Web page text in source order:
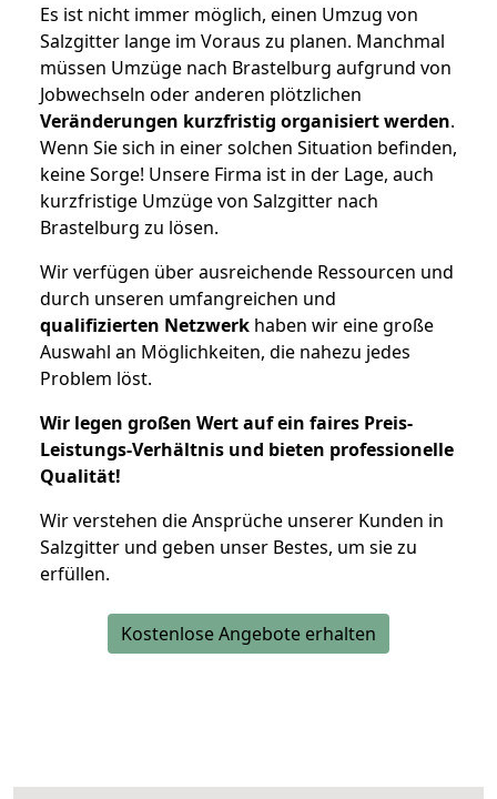
Es ist nicht immer möglich, einen Umzug von
Salzgitter lange im Voraus zu planen. Manchmal
müssen Umzüge nach Brastelburg aufgrund von
Jobwechseln oder anderen plötzlichen
Veränderungen kurzfristig organisiert werden.
Wenn Sie sich in einer solchen Situation befinden,
keine Sorge! Unsere Firma ist in der Lage, auch
kurzfristige Umzüge von Salzgitter nach
Brastelburg zu lösen.
Wir verfügen über ausreichende Ressourcen und
durch unseren umfangreichen und
qualifizierten Netzwerk haben wir eine große
Auswahl an Möglichkeiten, die nahezu jedes
Problem löst.
Wir legen großen Wert auf ein faires Preis-
Leistungs-Verhältnis und bieten professionelle
Qualität!
Wir verstehen die Ansprüche unserer Kunden in
Salzgitter und geben unser Bestes, um sie zu
erfüllen.
Kostenlose Angebote erhalten